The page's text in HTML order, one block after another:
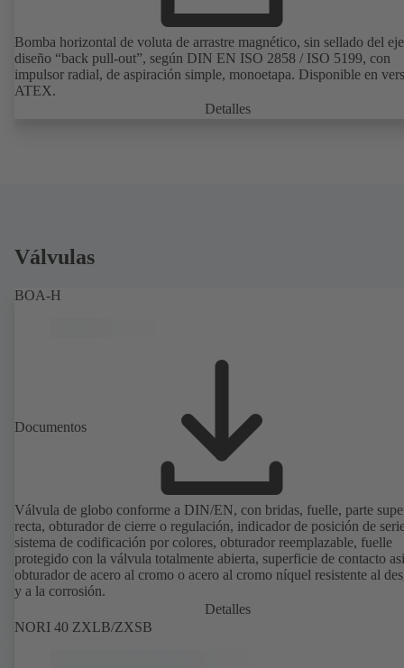
Bomba horizontal de voluta de arrastre magnético, sin sellado del
diseño “back pull-out”, según DIN EN ISO 2858 / ISO 5199, con
impulsor radial, de aspiración simple, monoetapa. Disponible en
ATEX.
Detalles
Válvulas
BOA-H
Documentos
Válvula de globo conforme a DIN/EN, con bridas, fuelle, parte
recta, obturador de cierre o regulación, indicador de posición de
sistema de codificación por colores, obturador reemplazable, fuelle
protegido con la válvula totalmente abierta, superficie de contacto
obturador de acero al cromo o acero al cromo níquel resistente al
y a la corrosión.
Detalles
NORI 40 ZXLB/ZXSB